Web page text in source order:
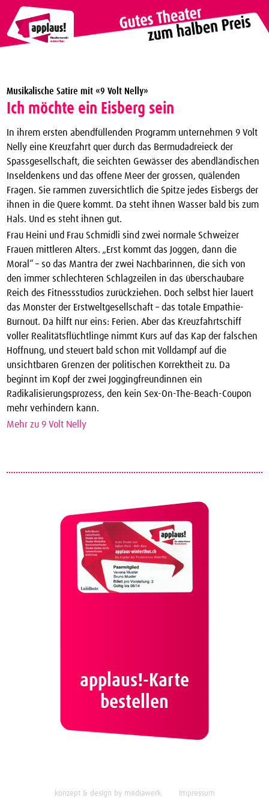
Theater Vergünstigungen
Die nächsten Vorstellungen zum halben Preis
applaus!-Karte bestellen
JTC-Jugend-Theater-Club
Über uns
Kontakt
Archiv
Musikalische Satire mit «9 Volt Nelly»
Ich möchte ein Eisberg sein
In ihrem ersten abendfüllenden Programm unternehmen 9 Volt
Nelly eine Kreuzfahrt quer durch das Bermudadreieck der
Spassgesellschaft, die seichten Gewässer des abendländischen
Inseldenkens und das offene Meer der grossen, quälenden
Fragen. Sie rammen zuversichtlich die Spitze jedes Eisbergs der
ihnen in die Quere kommt. Da steht ihnen Wasser bald bis zum
Hals. Und es steht ihnen gut.
Frau Heini und Frau Schmidli sind zwei normale Schweizer
Frauen mittleren Alters. „Erst kommt das Joggen, dann die
Moral“ – so das Mantra der zwei Nachbarinnen, die sich von
den immer schlechteren Schlagzeilen in das überschaubare
Reich des Fitnessstudios zurückziehen. Doch selbst hier lauert
das Monster der Erstweltgesellschaft – das totale Empathie-
Burnout. Da hilft nur eins: Ferien. Aber das Kreuzfahrtschiff
voller Realitätsflüchtlinge nimmt Kurs auf das Kap der falschen
Hoffnung, und steuert bald schon mit Volldampf auf die
unsichtbaren Grenzen der politischen Korrektheit zu. Da
beginnt im Kopf der zwei Joggingfreundinnen ein
Radikalisierungsprozess, den kein Sex-On-The-Beach-Coupon
mehr verhindern kann.
Mehr zu 9 Volt Nelly
applaus!-Karte
bestellen
konzept & design by mediawerk Impressum